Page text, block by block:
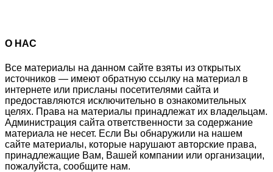
О НАС
Все материалы на данном сайте взяты из открытых
источников — имеют обратную ссылку на материал в
интернете или присланы посетителями сайта и
предоставляются исключительно в ознакомительных
целях. Права на материалы принадлежат их владельцам.
Администрация сайта ответственности за содержание
материала не несет. Если Вы обнаружили на нашем
сайте материалы, которые нарушают авторские права,
принадлежащие Вам, Вашей компании или организации,
пожалуйста, сообщите нам.